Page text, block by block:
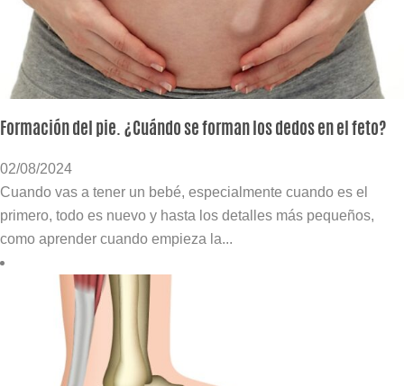
Formación del pie. ¿Cuándo se forman los dedos en el feto?
02/08/2024
Cuando vas a tener un bebé, especialmente cuando es el
primero, todo es nuevo y hasta los detalles más pequeños,
como aprender cuando empieza la...